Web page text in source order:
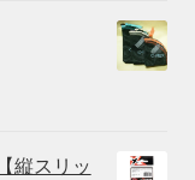
縦スリッ